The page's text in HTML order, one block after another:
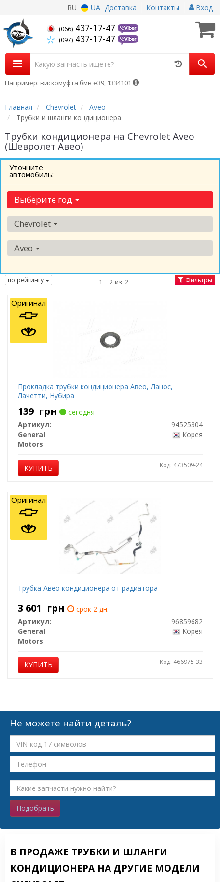
RU UA Доставка Контакты Вход
(066) 437-17-47
(097) 437-17-47
Например: вискомуфта бмв е39, 1334101
Главная Chevrolet
Aveo
Трубки и шланги кондиционера
Трубки кондиционера на Chevrolet Aveo
(Шевролет Авео)
Уточните
автомобиль:
Выберите год
Chevrolet
Aveo
по рейтингу 1 - 2 из 2 Фильтры
Прокладка трубки кондиционера Авео, Ланос,
Лачетти, Нубира
139 грн
сегодня
Артикул:
94525304
General
Motors
Корея
КУПИТЬ Код: 473509-24
Оригинал
Трубка Авео кондиционера от радиатора
3 601 грн
срок 2 дн.
Артикул:
96859682
General
Motors
Корея
КУПИТЬ Код: 466975-33
Оригинал
Не можете найти деталь?
Подобрать
В ПРОДАЖЕ ТРУБКИ И ШЛАНГИ
КОНДИЦИОНЕРА НА ДРУГИЕ МОДЕЛИ